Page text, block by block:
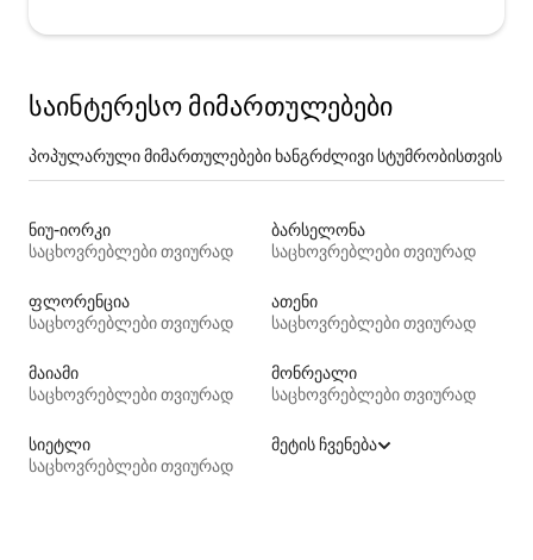
საინტერესო მიმართულებები
პოპულარული მიმართულებები ხანგრძლივი სტუმრობისთვის
ნიუ-იორკი
საცხოვრებლები თვიურად
ბარსელონა
საცხოვრებლები თვიურად
ფლორენცია
საცხოვრებლები თვიურად
ათენი
საცხოვრებლები თვიურად
მაიამი
საცხოვრებლები თვიურად
მონრეალი
საცხოვრებლები თვიურად
სიეტლი
საცხოვრებლები თვიურად
მეტის ჩვენება